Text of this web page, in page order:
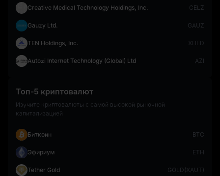
Creative Medical Technology Holdings, Inc. CELZ
Gauzy Ltd. GAUZ
TEN Holdings, Inc. XHLD
Autozi Internet Technology (Global) Ltd AZI
Топ-5 криптовалют
Изучите криптовалюты с самой высокой рыночной
капитализацией
Биткоин BTC
Эфириум ETH
Tether Gold GOLD(XAUT)